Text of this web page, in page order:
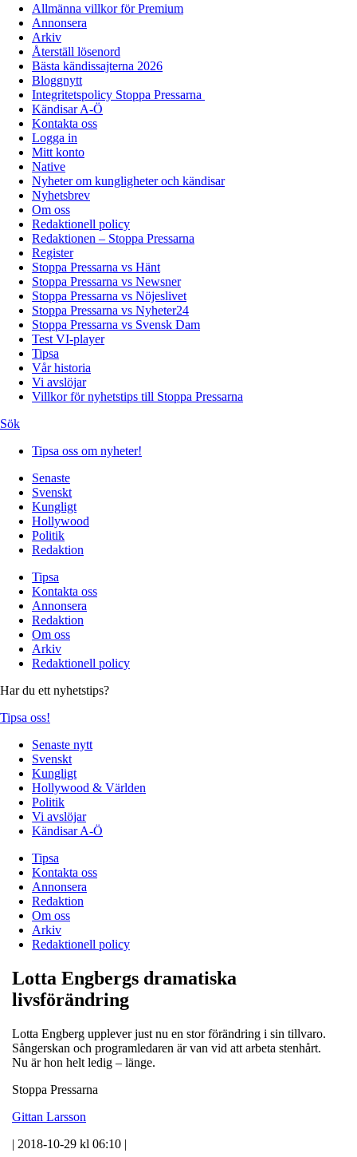
Allmänna villkor för Premium
Annonsera
Arkiv
Återställ lösenord
Bästa kändissajterna 2026
Bloggnytt
Integritetspolicy Stoppa Pressarna
Kändisar A-Ö
Kontakta oss
Logga in
Mitt konto
Native
Nyheter om kungligheter och kändisar
Nyhetsbrev
Om oss
Redaktionell policy
Redaktionen – Stoppa Pressarna
Register
Stoppa Pressarna vs Hänt
Stoppa Pressarna vs Newsner
Stoppa Pressarna vs Nöjeslivet
Stoppa Pressarna vs Nyheter24
Stoppa Pressarna vs Svensk Dam
Test VI-player
Tipsa
Vår historia
Vi avslöjar
Villkor för nyhetstips till Stoppa Pressarna
Sök
Tipsa oss om nyheter!
Senaste
Svenskt
Kungligt
Hollywood
Politik
Redaktion
Tipsa
Kontakta oss
Annonsera
Redaktion
Om oss
Arkiv
Redaktionell policy
Har du ett nyhetstips?
Tipsa oss!
Senaste nytt
Svenskt
Kungligt
Hollywood & Världen
Politik
Vi avslöjar
Kändisar A-Ö
Tipsa
Kontakta oss
Annonsera
Redaktion
Om oss
Arkiv
Redaktionell policy
Lotta Engbergs dramatiska
livsförändring
Lotta Engberg upplever just nu en stor förändring i sin tillvaro.
Sångerskan och programledaren är van vid att arbeta stenhårt.
Nu är hon helt ledig – länge.
Stoppa Pressarna
Gittan Larsson
| 2018-10-29 kl 06:10 |